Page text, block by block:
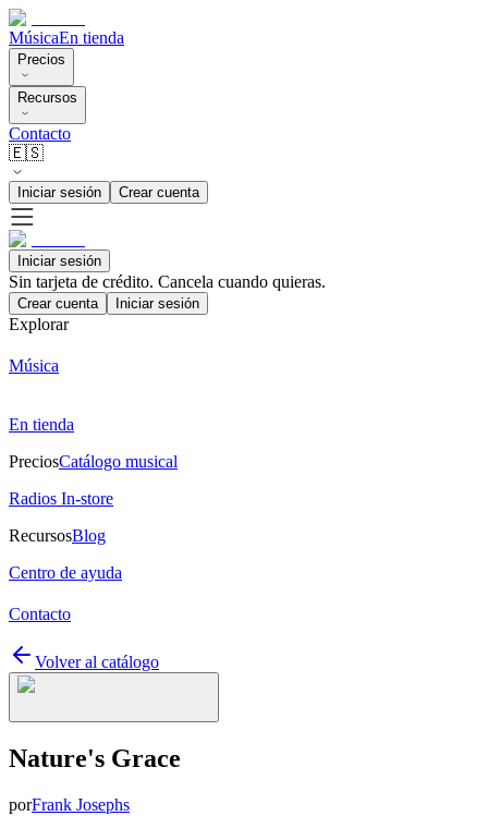
MúsicaEn tienda
Precios
Recursos
Contacto
🇪🇸
Iniciar sesión Crear cuenta
Iniciar sesión
Sin tarjeta de crédito. Cancela cuando quieras.
Crear cuenta Iniciar sesión
Explorar
Música
En tienda
PreciosCatálogo musical
Radios In-store
RecursosBlog
Centro de ayuda
Contacto
Volver al catálogo
Nature's Grace
porFrank Josephs